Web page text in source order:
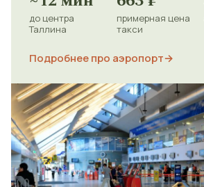
до центра
Таллина
примерная цена
такси
Подробнее про аэропорт→